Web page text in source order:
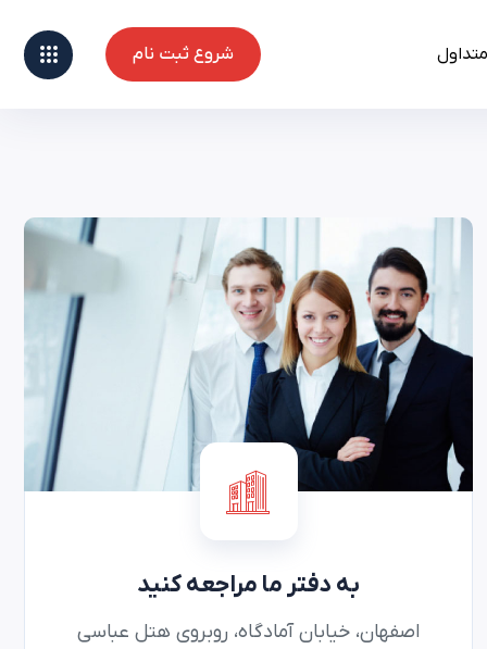
شروع ثبت نام
شروع ثبت نام
به دفتر ما مراجعه کنید
اصفهان، خیابان آمادگاه، روبروی هتل عباسی